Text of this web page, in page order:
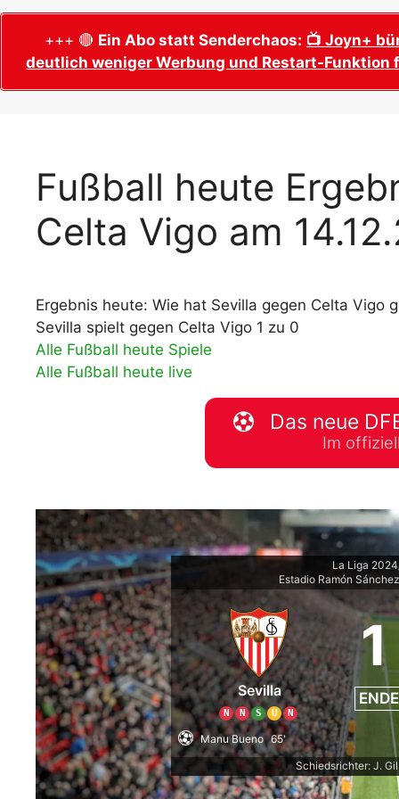
Wer wird Fußball-Weltmeister 2026?
Alle WM 2026 Trainer
Adidas Trionda: offizielle WM 2026
Spielball
Alle Nationalspieler der FIFA Fußball WM
WM 2026 Qualifikation in Europa: Tabelle
& Spielplan
WM 2026
Termine,
WM 2026
WM 2026
Spielort
WM 2026
+++ 🔴 Ein Abo statt Senderchaos: 📺 Joyn+
deutlich weniger Werbung und Restart-
Fußball heute
Celta Vigo am
Ergebnis heute: Wie hat Sevilla gegen Celta Vigo
Sevilla spielt gegen Celta Vigo 1 zu 0
Alle Fußball heute Spiele
Alle Fußball heute live
Das neue
Im
La Liga
Estadio Ramón
Sevilla
N N S U N
1
Manu Bueno 65'
Schiedsrichter: J.